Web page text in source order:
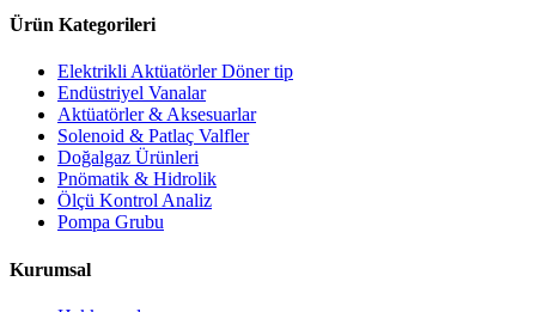
Ürün Kategorileri
Elektrikli Aktüatörler Döner tip
Endüstriyel Vanalar
Aktüatörler & Aksesuarlar
Solenoid & Patlaç Valfler
Doğalgaz Ürünleri
Pnömatik & Hidrolik
Ölçü Kontrol Analiz
Pompa Grubu
Kurumsal